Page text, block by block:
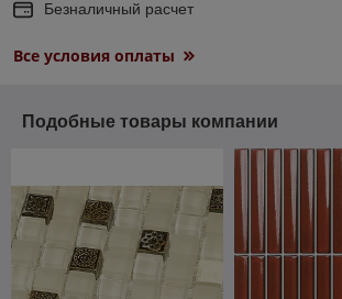
Безналичный расчет
Все условия оплаты
Подобные товары компании